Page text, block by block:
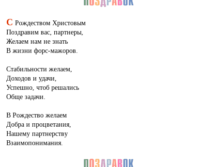
С Рождеством Христовым
Поздравим вас, партнеры,
Желаем нам не знать
В жизни форс-мажоров.
Стабильности желаем,
Доходов и удачи,
Успешно, чтоб решались
Обще задачи.
В Рождество желаем
Добра и процветания,
Нашему партнерству
Взаимопонимания.